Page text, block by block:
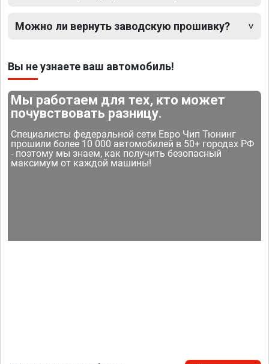
Можно ли вернуть заводскую прошивку?
Вы не узнаете ваш автомобиль!
Мы работаем для тех, кто может
почувствовать разницу.
Специалисты федеральной сети Евро Чип Тюнинг
прошили более 10 000 автомобилей в 50+ городах РФ
- поэтому мы знаем, как получить безопасный
максимум от каждой машины!